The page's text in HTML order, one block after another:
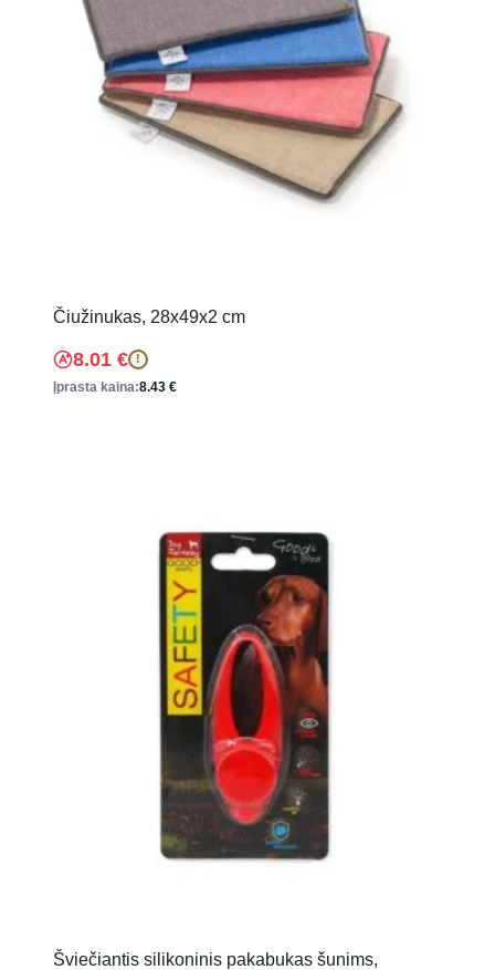
Čiužinukas, 28x49x2 cm
8.01 € !
Įprasta kaina:8.43 €
Šviečiantis silikoninis pakabukas šunims,